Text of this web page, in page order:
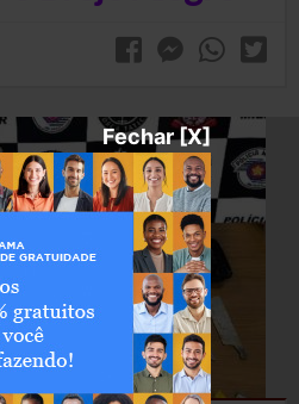
Fechar [X]